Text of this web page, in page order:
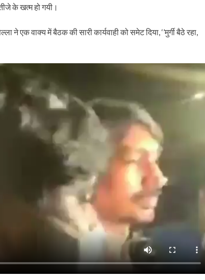
के खत्‍म हो गयी।
एक वाक्‍य में बैठक की सारी कार्यवाही को समेट दिया, ‘’मुर्गी बैठे रहा,